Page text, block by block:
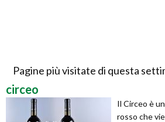
Pagine più visitate di questa
circeo
Il Circeo è
rosso che